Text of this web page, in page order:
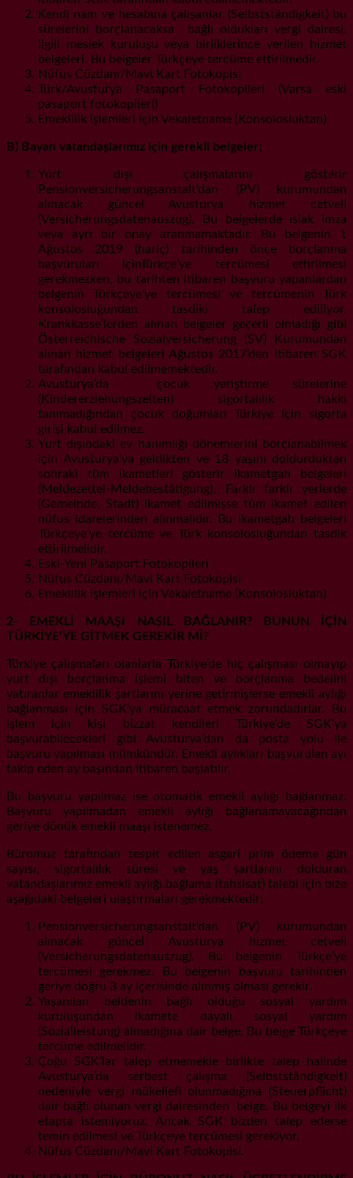
Kendi nam ve hesabına çalışanlar (Selbstständigkeit) bu
sürelerini borçlanacaksa bağlı oldukları vergi dairesi,
ilgili meslek kuruluşu veya birliklerince verilen hizmet
belgeleri. Bu belgeler Türkçeye tercüme ettirilmedir.
Nüfus Cüzdanı/Mavi Kart Fotokopisi
Türk/Avusturya Pasaport Fotokopileri (Varsa eski
pasaport fotokopileri)
Emeklilik işlemleri için Vekaletname (Konsolosluktan)
B) Bayan vatandaşlarımız için gerekli belgeler;
Yurt dışı çalışmalarını gösterir
Pensionversicherungsanstalt‘dan (PV) kurumundan
alınacak güncel Avusturya hizmet cetveli
(Versicherungsdatenauszug). Bu belgelerde ıslak imza
veya ayrı bir onay aranmamaktadır. Bu belgenin 1
Ağustos 2019 (hariç) tarihinden önce borçlanma
başvuruları içinTürkçe’ye tercümesi ettirilmesi
gerekmezken, bu tarihten itibaren başvuru yapanlardan
belgenin Türkçeye’ye tercümesi ve tercümenin Türk
konsolosluğundan tasdiki talep ediliyor.
Krankkasse’lerden alınan belgeler geçerli olmadığı gibi
Österreichische Sozialversicherung (SV) Kurumundan
alınan hizmet belgeleri Ağustos 2017’den itibaren SGK
tarafından kabul edilmemektedir.
Avusturya’da çocuk yetiştirme sürelerine
(Kindererziehungszeiten) sigortalılık hakkı
tanımadığından çocuk doğumları Türkiye için sigorta
girişi kabul edilmez.
Yurt dışındaki ev hanımlığı dönemlerini borçlanabilmek
için Avusturya’ya geldikten ve 18 yaşını doldurduktan
sonraki tüm ikametleri gösterir ikametgah belgeleri
(Meldezettel-Meldebestätigung). Farklı farklı yerlerde
(Gemeinde, Stadt) ikamet edilmişse tüm ikamet edilen
nüfus idarelerinden alınmalıdır. Bu ikametgah belgeleri
Türkçeye’ye tercüme ve Türk konsolosluğundan tasdik
ettirilmelidir.
Eski-Yeni Pasaport Fotokopileri
Nüfus Cüzdanı/Mavi Kart Fotokopisi
Emeklilik işlemleri için Vekaletname (Konsolosluktan)
2- EMEKLİ MAAŞI NASIL BAĞLANIR? BUNUN İÇİN
TÜRKİYE’YE GİTMEK GEREKİR Mİ?
Türkiye çalışmaları olanlarla Türkiye’de hiç çalışması olmayıp
yurt dışı borçlanma işlemi biten ve borçlanma bedelini
yatıranlar emeklilik şartlarını yerine getirmişlerse emekli aylığı
bağlanması için SGK’ya müracaat etmek zorundadırlar. Bu
işlem için kişi bizzat kendileri Türkiye’de SGK’ya
başvurabilecekleri gibi Avusturya’dan da posta yolu ile
başvuru yapılması mümkündür. Emekli aylıkları başvurulan ayı
takip eden ay başından itibaren başlatılır.
Bu başvuru yapılmaz ise otomatik emekli aylığı bağlanmaz.
Başvuru yapılmadan emekli aylığı bağlanamayacağından
geriye dönük emekli maaşı istenemez.
Büromuz tarafından tespit edilen asgari prim ödeme gün
sayısı, sigortalılık süresi ve yaş şartlarını dolduran
vatandaşlarımız emekli aylığı bağlama (tahsisat) talebi için bize
aşağıdaki belgeleri ulaştırmaları gerekmektedir;
Pensionversicherungsanstalt‘dan (PV) kurumundan
alınacak güncel Avusturya hizmet cetveli
(Versicherungsdatenauszug). Bu belgenin Türkçe’ye
tercümesi gerekmez. Bu belgenin başvuru tarihinden
geriye doğru 3 ay içerisinde alınmış olması gerekir.
Yaşanılan beldenin bağlı olduğu sosyal yardım
kuruluşundan ikamete dayalı sosyal yardım
(Sozialleistung) almadığına dair belge. Bu belge Türkçeye
tercüme edilmelidir.
Çoğu SGK’lar talep etmemekle birlikte talep halinde
Avusturya’da serbest çalışma (Selbstständigkeit)
nedeniyle vergi mükellefi olunmadığına (Steuerpflicht)
dair bağlı olunan vergi dairesinden belge. Bu belgeyi ilk
etapta istemiyoruz. Ancak SGK bizden talep ederse
temin edilmesi ve Türkçeye tercümesi gerekiyor.
Nüfus Cüzdanı/Mavi Kart Fotokopisi.